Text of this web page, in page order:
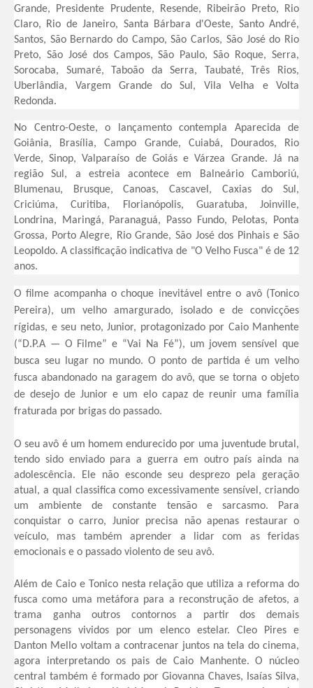
Grande, Presidente Prudente, Resende, Ribeirão Preto, Rio
Claro, Rio de Janeiro, Santa Bárbara d'Oeste, Santo André,
Santos, São Bernardo do Campo, São Carlos, São José do Rio
Preto, São José dos Campos, São Paulo, São Roque, Serra,
Sorocaba, Sumaré, Taboão da Serra, Taubaté, Três Rios,
Uberlândia, Vargem Grande do Sul, Vila Velha e Volta
Redonda.
No Centro-Oeste, o lançamento contempla Aparecida de
Goiânia, Brasília, Campo Grande, Cuiabá, Dourados, Rio
Verde, Sinop, Valparaíso de Goiás e Várzea Grande. Já na
região Sul, a estreia acontece em Balneário Camboriú,
Blumenau, Brusque, Canoas, Cascavel, Caxias do Sul,
Criciúma, Curitiba, Florianópolis, Guaratuba, Joinville,
Londrina, Maringá, Paranaguá, Passo Fundo, Pelotas, Ponta
Grossa, Porto Alegre, Rio Grande, São José dos Pinhais e São
Leopoldo. A classificação indicativa de "O Velho Fusca" é de 12
anos.
​O filme acompanha o choque inevitável entre o avô (Tonico
Pereira), um velho amargurado, isolado e de convicções
rígidas, e seu neto, Junior, protagonizado por Caio Manhente
(“D.P.A — O Filme” e “Vai Na Fé”), um jovem sensível que
busca seu lugar no mundo. O ponto de partida é um velho
fusca abandonado na garagem do avô, que se torna o objeto
de desejo de Junior e um elo capaz de reunir uma família
fraturada por brigas do passado.
​O seu avô é um homem endurecido por uma juventude brutal,
tendo sido enviado para a guerra em outro país ainda na
adolescência. Ele não esconde seu desprezo pela geração
atual, a qual classifica como excessivamente sensível, criando
um ambiente de constante tensão e sarcasmo. Para
conquistar o carro, Junior precisa não apenas restaurar o
veículo, mas também aprender a lidar com as feridas
emocionais e o passado violento de seu avô.
Além de Caio e Tonico nesta relação que utiliza a reforma do
fusca como uma metáfora para a reconstrução de afetos, a
trama ganha outros contornos a partir dos demais
personagens vividos por um elenco estelar. Cleo Pires e
Danton Mello voltam a contracenar juntos na tela do cinema,
agora interpretando os pais de Caio Manhente. O núcleo
central também é formado por Giovanna Chaves, Isaías Silva,